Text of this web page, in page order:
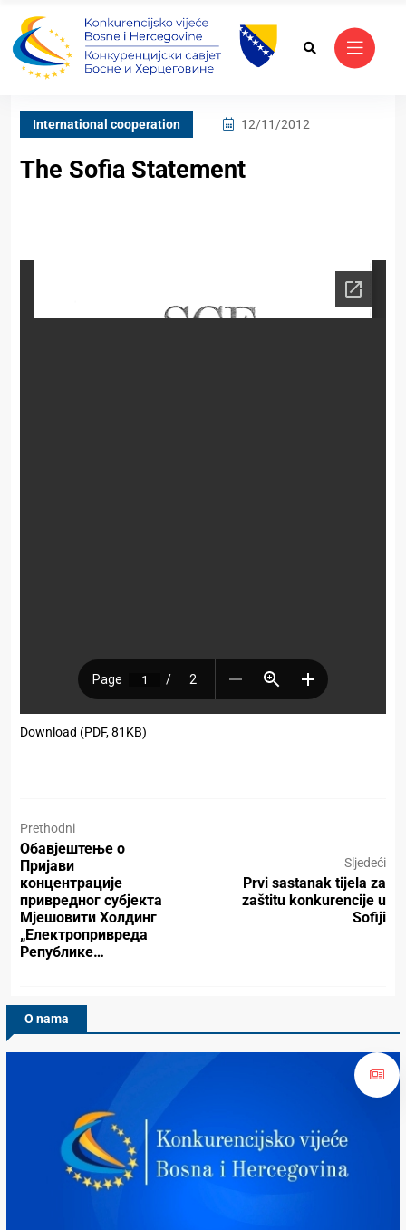
International cooperation 12/11/2012
The Sofia Statement
Download (PDF, 81KB)
Prethodni
Обавјештење о
Пријави
концентрације
привредног субјекта
Мјешовити Холдинг
„Електропривреда
Републике…
Sljedeći
Prvi sastanak tijela za
zaštitu konkurencije u
Sofiji
O nama